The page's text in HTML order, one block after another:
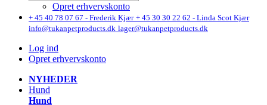
Opret erhvervskonto
+ 45 40 78 07 67 - Frederik Kjær + 45 30 30 22 62 - Linda Scot Kjær
info@tukanpetproducts.dk lager@tukanpetproducts.dk
Log ind
Opret erhvervskonto
NYHEDER
Hund
Hund